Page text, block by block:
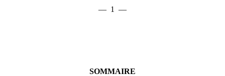
— 1 —
SOMMAIRE